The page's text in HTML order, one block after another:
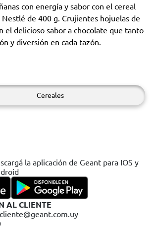
con energía y sabor con el cereal
de 400 g. Crujientes hojuelas de
el delicioso sabor a chocolate que tanto
y diversión en cada tazón.
Cereales
la aplicación de Geant para IOS y
AL CLIENTE